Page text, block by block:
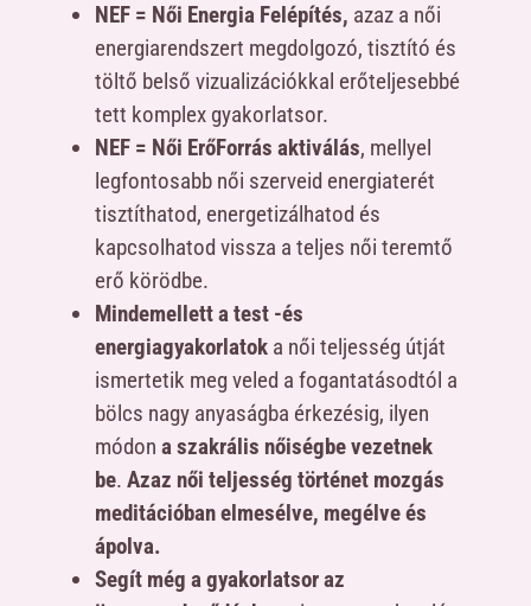
NEF = Női Energia Felépítés, azaz a női
energiarendszert megdolgozó, tisztító és
töltő belső vizualizációkkal erőteljesebbé
tett komplex gyakorlatsor.
NEF = Női ErőForrás aktiválás, mellyel
legfontosabb női szerveid energiaterét
tisztíthatod, energetizálhatod és
kapcsolhatod vissza a teljes női teremtő
erő körödbe.
Mindemellett a test -és
energiagyakorlatok a női teljesség útját
ismertetik meg veled a fogantatásodtól a
bölcs nagy anyaságba érkezésig, ilyen
módon a szakrális nőiségbe vezetnek
be. Azaz női teljesség történet mozgás
meditációban elmesélve, megélve és
ápolva.
Segít még a gyakorlatsor az